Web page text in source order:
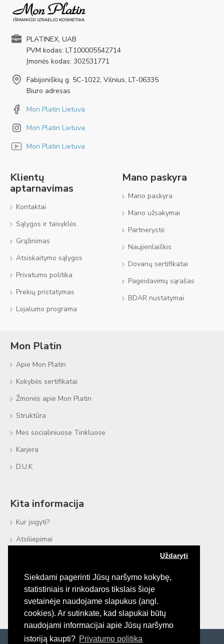
Siekdami pagerinti Jūsų naršymo kokybę,
statistiniais ir rinkodaros tikslais šioje
svetainėje naudojame slapukus (angl.
cookies). Ar sutinkate, kad slapukai būtų
naudojami informacijai apie Jūsų naršymo
istoriją kaupti? Privatumo politika
Uždaryti
PLATINEX, UAB
PVM kodas: LT100005542714
Įmonės kodas: 302531771
Fabijoniškių g. 5C-1022, Vilnius, LT-06335
Biuro adresas
Mon Platin Lietuva
Mon Platin Lietuva
Mon Platin Lietuva
Klientų
aptarnavimas
Kontaktai
Sąlygos ir taisyklės
Grąžinimas
Atsiskaitymo sąlygos
Privatumo politika
Prekių pristatymas
Lojalumo programa
Mano paskyra
Mano paskyra
Mano užsakymai
Partnerystė
Naujienlaiškis
Dovanų sertifikatai
Pageidavimų sąrašas
BDAR nustatymai
Mon Platin
Apie Mon Platin
Kokybės sertifikatai
Žmonės apie Mon Platin
Struktūra
Mes socialiniuose Tinkluose
Karjera
D.U.K
Kita informacija
Kur įsigyti?
Atsiliepimai
Procedūros plaukams
e-Katalogai
Bendradarbiaujame